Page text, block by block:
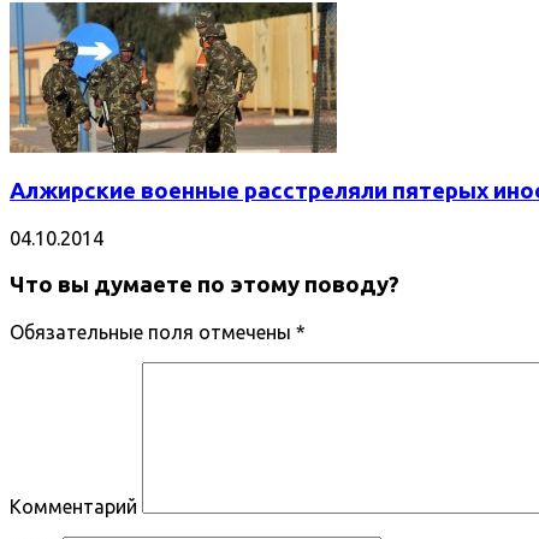
Алжирские военные расстреляли пятерых
04.10.2014
Что вы думаете по этому поводу?
Обязательные поля отмечены *
Комментарий